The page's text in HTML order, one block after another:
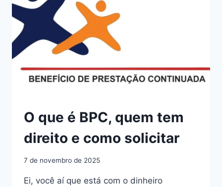
ENERGIA
SOLAR
O que é BPC, quem tem
direito e como solicitar
7 de novembro de 2025
Ei, você aí que está com o dinheiro